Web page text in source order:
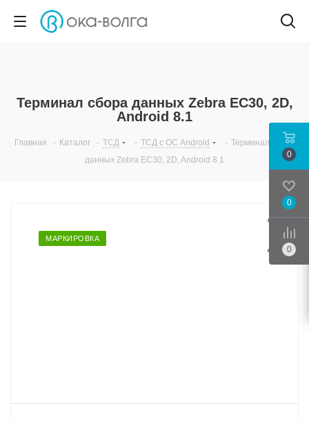
Терминал сбора данных Zebra EC30, 2D,
Android 8.1
Главная - Каталог - ТСД - ТСД с ОС Android - Терминал сбора
данных Zebra EC30, 2D, Android 8.1
МАРКИРОВКА
0
0
0